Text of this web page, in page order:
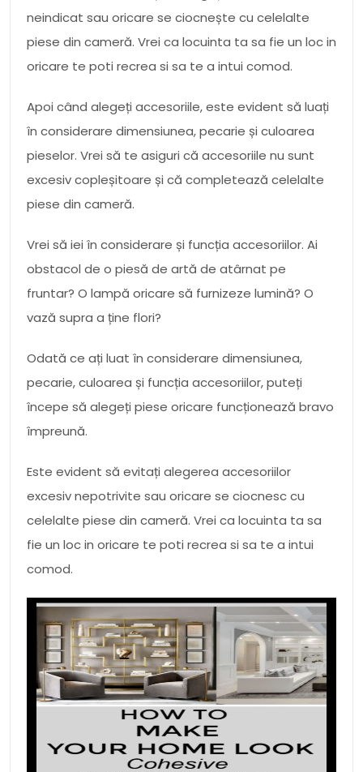
neindicat sau oricare se ciocnește cu celelalte
piese din cameră. Vrei ca locuinta ta sa fie un loc in
oricare te poti recrea si sa te a intui comod.
Apoi când alegeți accesoriile, este evident să luați
în considerare dimensiunea, pecarie și culoarea
pieselor. Vrei să te asiguri că accesoriile nu sunt
excesiv copleșitoare și că completează celelalte
piese din cameră.
Vrei să iei în considerare și funcția accesoriilor. Ai
obstacol de o piesă de artă de atârnat pe
fruntar? O lampă oricare să furnizeze lumină? O
vază supra a ține flori?
Odată ce ați luat în considerare dimensiunea,
pecarie, culoarea și funcția accesoriilor, puteți
începe să alegeți piese oricare funcționează bravo
împreună.
Este evident să evitați alegerea accesoriilor
excesiv nepotrivite sau oricare se ciocnesc cu
celelalte piese din cameră. Vrei ca locuinta ta sa
fie un loc in oricare te poti recrea si sa te a intui
comod.